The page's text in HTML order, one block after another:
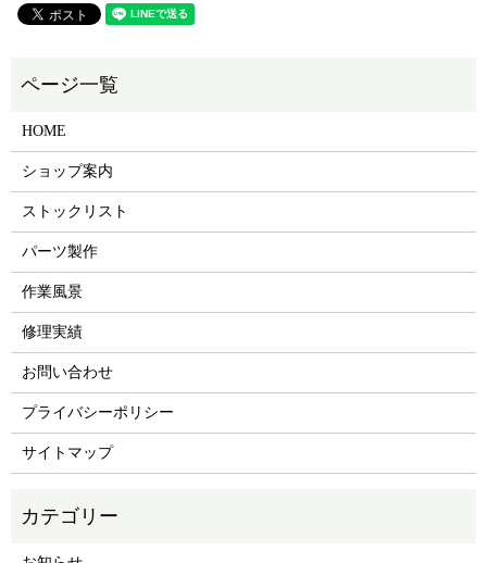
HOME
ショップ案内
ストックリスト
パーツ製作
作業風景
修理実績
お問い合わせ
プライバシーポリシー
サイトマップ